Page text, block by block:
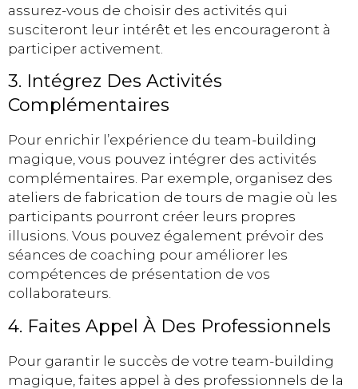
assurez-vous de choisir des activités qui
susciteront leur intérêt et les encourageront à
participer activement.
3. Intégrez Des Activités
Complémentaires
Pour enrichir l’expérience du team-building
magique, vous pouvez intégrer des activités
complémentaires. Par exemple, organisez des
ateliers de fabrication de tours de magie où les
participants pourront créer leurs propres
illusions. Vous pouvez également prévoir des
séances de coaching pour améliorer les
compétences de présentation de vos
collaborateurs.
4. Faites Appel À Des Professionnels
Pour garantir le succès de votre team-building
magique, faites appel à des professionnels de la